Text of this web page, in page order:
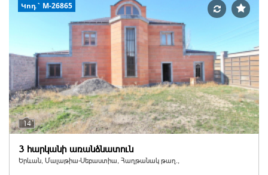
14
Կոդ` M-26865
3 հարկանի առանձնատուն
Երևան, Մալաթիա-Սեբաստիա, Հաղթանակ թաղ.,